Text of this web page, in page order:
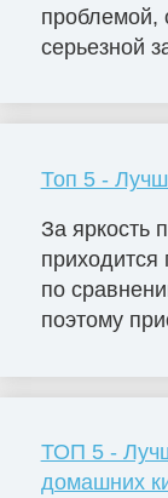
проблемой,
серьезной
Топ 5 -
За яркость
по
поэтому
ТОП 5 -
домашних